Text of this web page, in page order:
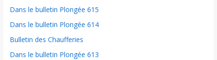
Dans le bulletin Plongée 615
Dans le bulletin Plongée 614
Bulletin des Chaufferies
Dans le bulletin Plongée 613